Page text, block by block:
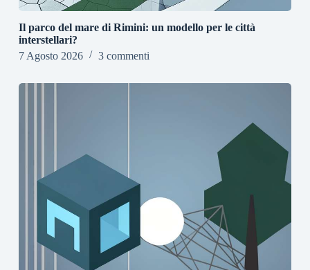
Il parco del mare di Rimini: un modello per le città
interstellari?
7 Agosto 2026
3 commenti